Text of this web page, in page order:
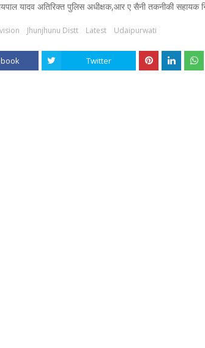
यादव अतिरिक्त पुलिस अधीक्षक,आर ए सैनी तकनीकी सहायक
Jhunjhunu Distt Latest Udaipurwati
Twitter